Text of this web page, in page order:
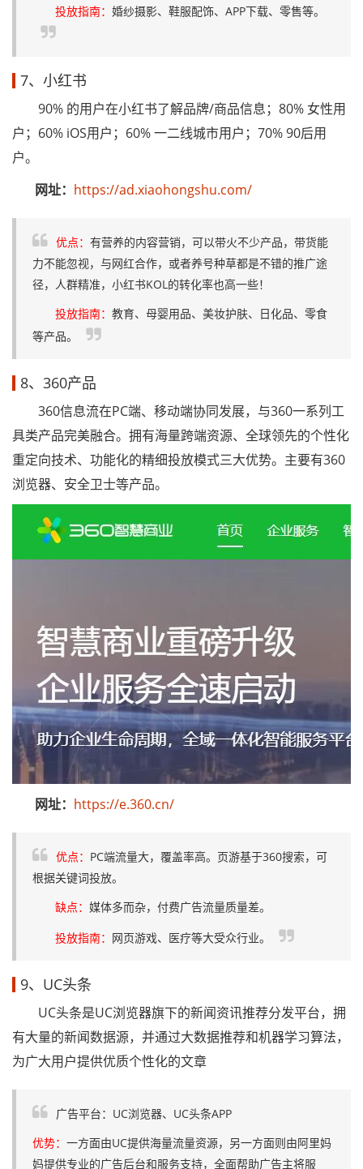
投放指南： 婚纱摄影、鞋服配饰、APP下载、零售等。
7、小红书
90% 的用户在小红书了解品牌/商品信息；80% 女性用
户；60% iOS用户；60% 一二线城市用户；70% 90后用
户。
网址： https://ad.xiaohongshu.com/
优点： 有营养的内容营销，可以带火不少产品，带货能
力不能忽视，与网红合作，或者养号种草都是不错的推广途
径，人群精准，小红书KOL的转化率也高一些！
投放指南： 教育、母婴用品、美妆护肤、日化品、零食
等产品。
8、360产品
360信息流在PC端、移动端协同发展，与360一系列工
具类产品完美融合。拥有海量跨端资源、全球领先的个性化
重定向技术、功能化的精细投放模式三大优势。主要有360
浏览器、安全卫士等产品。
网址： https://e.360.cn/
优点： PC端流量大，覆盖率高。页游基于360搜索，可
根据关键词投放。
缺点： 媒体多而杂，付费广告流量质量差。
投放指南： 网页游戏、医疗等大受众行业。
9、UC头条
UC头条是UC浏览器旗下的新闻资讯推荐分发平台，拥
有大量的新闻数据源，并通过大数据推荐和机器学习算法，
为广大用户提供优质个性化的文章
广告平台：UC浏览器、UC头条APP
优势： 一方面由UC提供海量流量资源，另一方面则由阿里妈
妈提供专业的广告后台和服务支持，全面帮助广告主将服